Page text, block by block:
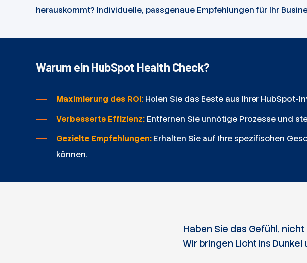
herauskommt? Individuelle, passgenaue Empfehlungen für Ihr
Warum ein HubSpot Health Check?
Maximierung des ROI: Holen Sie das Beste aus Ihrer HubSpot-
Verbesserte Effizienz: Entfernen Sie unnötige Prozesse und
Gezielte Empfehlungen: Erhalten Sie auf Ihre spezifischen
können.
Haben Sie das Gefühl,
Wir bringen Licht ins